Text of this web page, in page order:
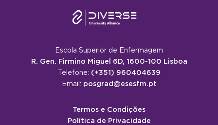
Escola Superior de Enfermagem
R. Gen. Firmino Miguel 6D, 1600-100 Lisboa
Telefone: (+351) 960404639
Email: posgrad@esesfm.pt
Termos e Condições
Política de Privacidade